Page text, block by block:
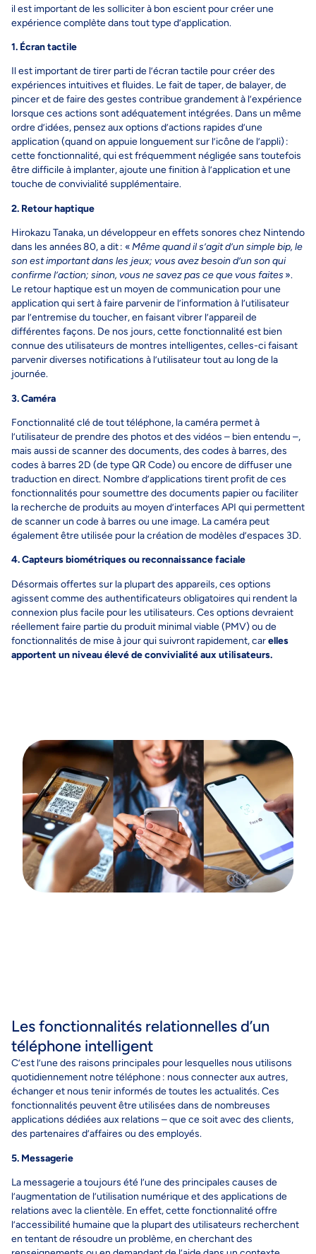
il est important de les solliciter à bon escient pour créer une
expérience complète dans tout type d’application.
1. Écran tactile
Il est important de tirer parti de l’écran tactile pour créer des
expériences intuitives et fluides. Le fait de taper, de balayer, de
pincer et de faire des gestes contribue grandement à l’expérience
lorsque ces actions sont adéquatement intégrées. Dans un même
ordre d’idées, pensez aux options d’actions rapides d’une
application (quand on appuie longuement sur l’icône de l’appli) :
cette fonctionnalité, qui est fréquemment négligée sans toutefois
être difficile à implanter, ajoute une finition à l’application et une
touche de convivialité supplémentaire.
2. Retour haptique
Hirokazu Tanaka, un développeur en effets sonores chez Nintendo
dans les années 80, a dit : «Même quand il s’agit d’un simple bip, le
son est important dans les jeux; vous avez besoin d’un son qui
confirme l’action; sinon, vous ne savez pas ce que vous faites».
Le retour haptique est un moyen de communication pour une
application qui sert à faire parvenir de l’information à l’utilisateur
par l’entremise du toucher, en faisant vibrer l’appareil de
différentes façons. De nos jours, cette fonctionnalité est bien
connue des utilisateurs de montres intelligentes, celles-ci faisant
parvenir diverses notifications à l’utilisateur tout au long de la
journée.
3. Caméra
Fonctionnalité clé de tout téléphone, la caméra permet à
l’utilisateur de prendre des photos et des vidéos – bien entendu –,
mais aussi de scanner des documents, des codes à barres, des
codes à barres 2D (de type QR Code) ou encore de diffuser une
traduction en direct. Nombre d’applications tirent profit de ces
fonctionnalités pour soumettre des documents papier ou faciliter
la recherche de produits au moyen d’interfaces API qui permettent
de scanner un code à barres ou une image. La caméra peut
également être utilisée pour la création de modèles d’espaces 3D.
4. Capteurs biométriques ou reconnaissance faciale
Désormais offertes sur la plupart des appareils, ces options
agissent comme des authentificateurs obligatoires qui rendent la
connexion plus facile pour les utilisateurs. Ces options devraient
réellement faire partie du produit minimal viable (PMV) ou de
fonctionnalités de mise à jour qui suivront rapidement, carelles
apportent un niveau élevé de convivialité aux utilisateurs.
Les fonctionnalités relationnelles d’un
téléphone intelligent
C’est l’une des raisons principales pour lesquelles nous utilisons
quotidiennement notre téléphone : nous connecter aux autres,
échanger et nous tenir informés de toutes les actualités. Ces
fonctionnalités peuvent être utilisées dans de nombreuses
applications dédiées aux relations – que ce soit avec des clients,
des partenaires d’affaires ou des employés.
5. Messagerie
La messagerie a toujours été l’une des principales causes de
l’augmentation de l’utilisation numérique et des applications de
relations avec la clientèle. En effet, cette fonctionnalité offre
l’accessibilité humaine que la plupart des utilisateurs recherchent
en tentant de résoudre un problème, en cherchant des